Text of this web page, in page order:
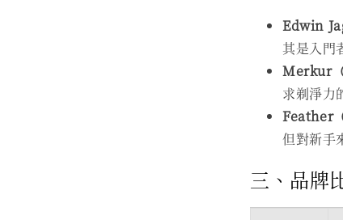
Edwin
其是入門
Merkur（
求剃淨力
Feather
但對新手
三、品牌